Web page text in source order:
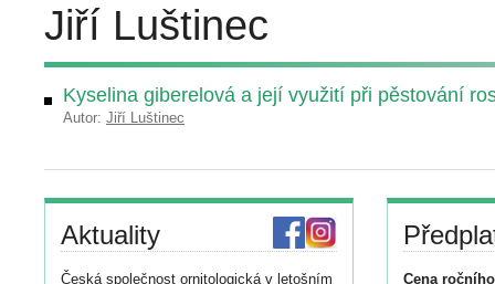
Jiří Luštinec
Kyselina giberelová a její využití při pěstování
Autor: Jiří Luštinec
Aktuality
Česká společnost ornitologická v letošním
Cena